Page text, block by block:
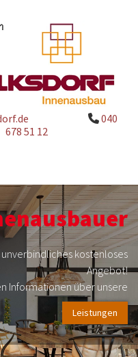
040
678 51 12
kostenloses
Angebot!
Informationen über unsere
Leistungen